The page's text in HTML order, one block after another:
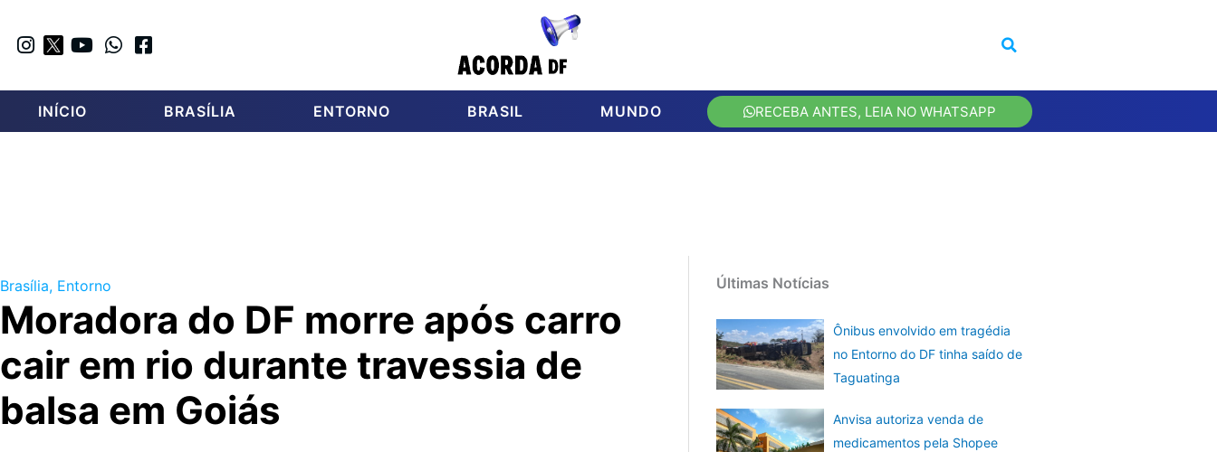
INÍCIO BRASÍLIA ENTORNO BRASIL MUNDO RECEBA ANTES, LEIA NO WHATSAPP
Brasília, Entorno
Moradora do DF morre após carro
cair em rio durante travessia de
balsa em Goiás
Últimas Notícias
Ônibus envolvido em tragédia
no Entorno do DF tinha saído de
Taguatinga
Anvisa autoriza venda de
medicamentos pela Shopee